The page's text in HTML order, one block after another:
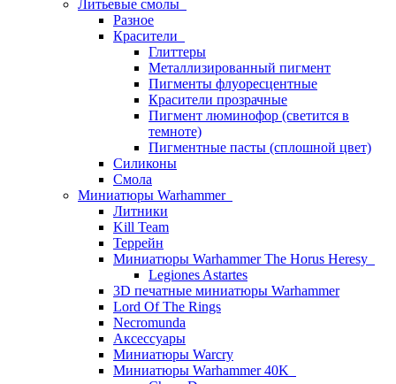
Литьевые смолы
Разное
Красители
Глиттеры
Металлизированный пигмент
Пигменты флуоресцентные
Красители прозрачные
Пигмент люминофор (светится в
темноте)
Пигментные пасты (сплошной цвет)
Силиконы
Смола
Миниатюры Warhammer
Литники
Kill Team
Террейн
Миниатюры Warhammer The Horus Heresy
Legiones Astartes
3D печатные миниатюры Warhammer
Lord Of The Rings
Necromunda
Аксессуары
Миниатюры Warcry
Миниатюры Warhammer 40K